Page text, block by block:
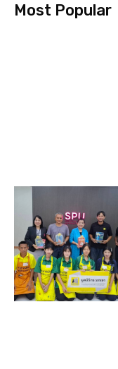
Most Popular